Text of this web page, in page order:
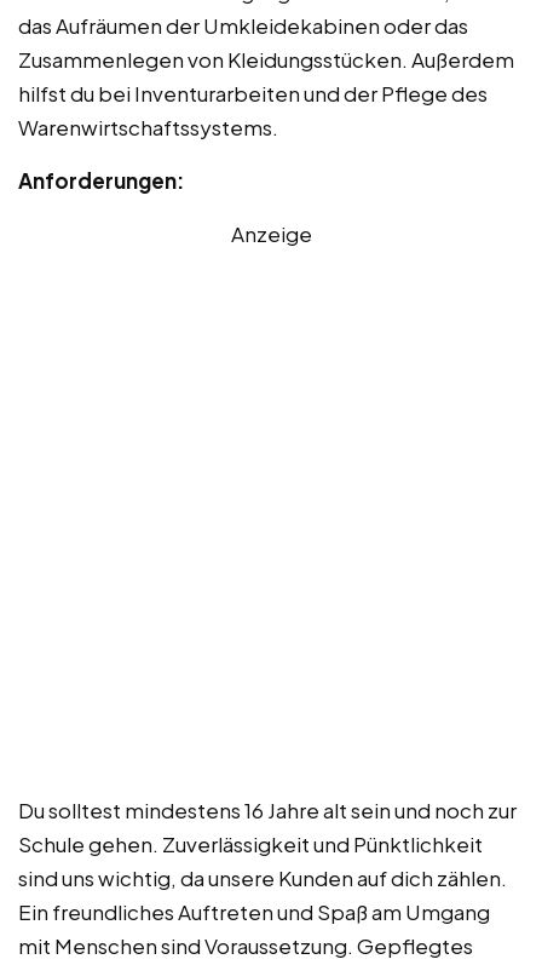
das Aufräumen der Umkleidekabinen oder das
Zusammenlegen von Kleidungsstücken. Außerdem
hilfst du bei Inventurarbeiten und der Pflege des
Warenwirtschaftssystems.
Anforderungen:
Anzeige
Du solltest mindestens 16 Jahre alt sein und noch zur
Schule gehen. Zuverlässigkeit und Pünktlichkeit
sind uns wichtig, da unsere Kunden auf dich zählen.
Ein freundliches Auftreten und Spaß am Umgang
mit Menschen sind Voraussetzung. Gepflegtes